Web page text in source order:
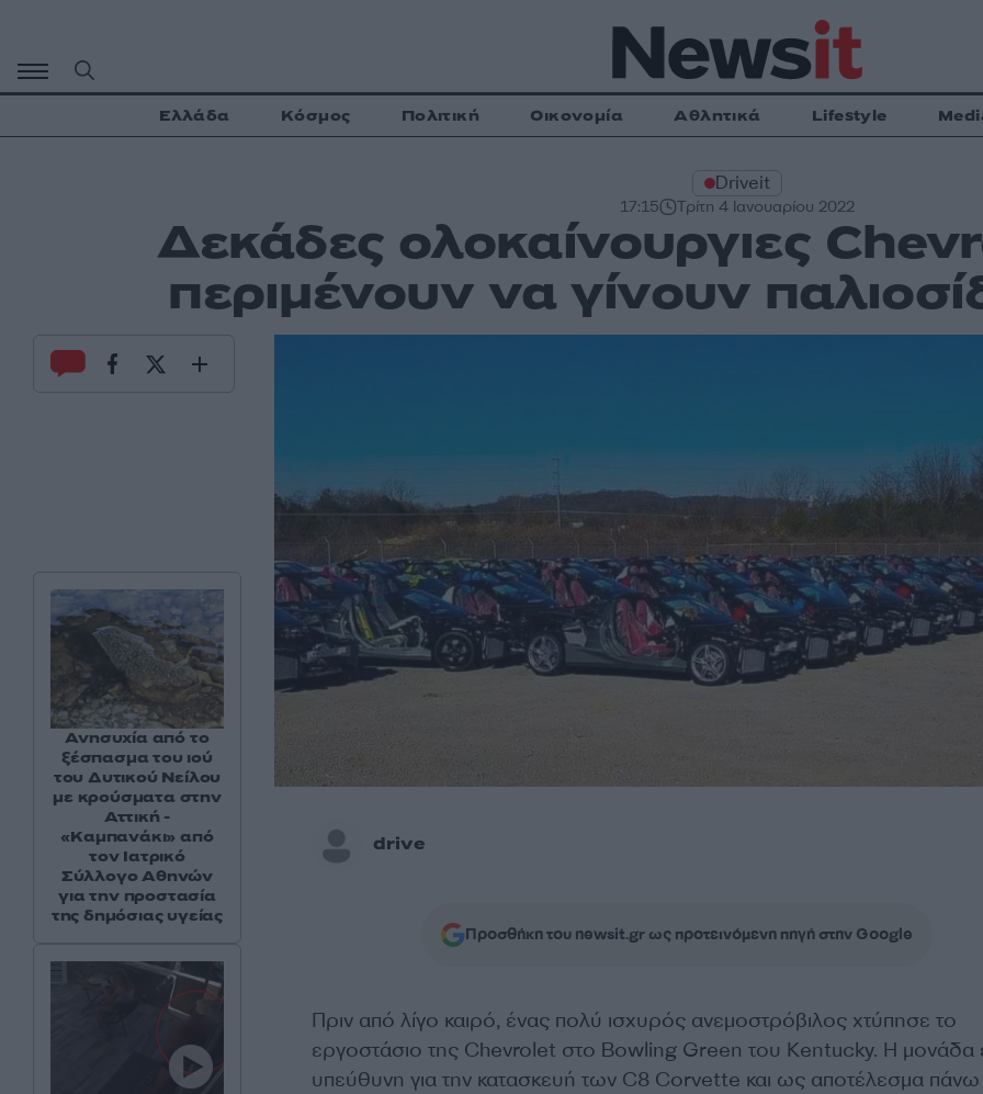
περιεχόμενο
Ελλάδα Κόσμος Πολιτική Οικονομία Αθλητικά Lifestyle
Driveit
17:15 Τρίτη 4 Ιανουαρίου 2022
Δεκάδες ολοκαίνουργιες
περιμένουν να γίνουν
drive
Προσθήκη του newsit.gr ως προτεινόμενη πηγή στην Google
Πριν από λίγο καιρό, ένας πολύ ισχυρός ανεμοστρόβιλος χτύπησε το
εργοστάσιο της Chevrolet στο Bowling Green του Kentucky. Η μονάδα
υπεύθυνη για την κατασκευή των C8 Corvette και ως αποτέλεσμα
Ανησυχία από το
ξέσπασμα του ιού
του Δυτικού Νείλου
με κρούσματα στην
Αττική -
«Καμπανάκι» από
τον Ιατρικό
Σύλλογο Αθηνών
για την προστασία
της δημόσιας υγείας